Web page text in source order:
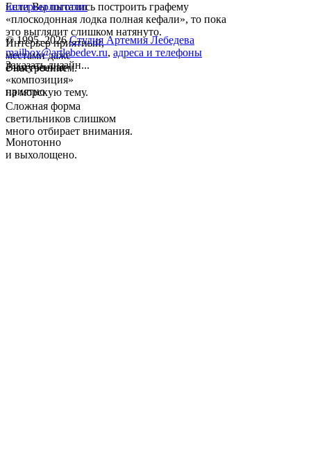
Если Вы пытались построить графему
«плоскодонная лодка полная кефали», то пока
это выглядит слишком натянуто.
Интерьер приятный,
местами даже
с настроением.
Вымученная
«композиция»
на морскую тему.
приятно
Сложная форма
светильников слишком
много отбирает внимания.
Монотонно
и выхолощено.
интерьерлоготип
© 1995–2026 Студия Артемия Лебедева
mailbox@artlebedev.ru, адреса и телефоны
Заказать дизайн...